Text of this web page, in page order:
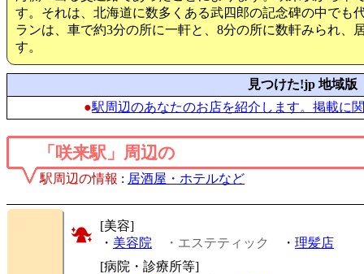
す。それは、北海道に数多くある武四郎の記念碑の中でも
ランは、車で約3分の所に一軒と、8分の所に数軒みられ、
す。
見つけた!jp 地域版
●駅周辺のあなたのお店を紹介します。掲載に
「咲来駅」周辺の
駅周辺の情報 : 居酒屋・ホテルなど
[美容]
・ 美容院 ・エステティック ・ 理髪店
[病院・診療所等]